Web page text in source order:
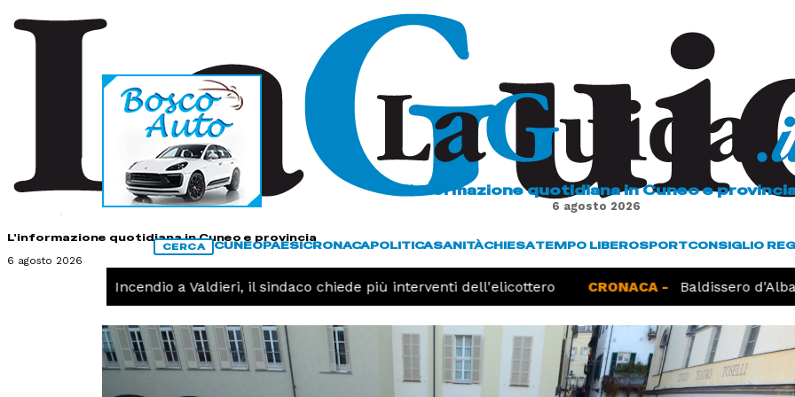
L'informazione quotidiana in Cuneo e provincia
6 agosto 2026
L'informazione quotidiana in Cuneo e
6 agosto 2026
CERCA CUNEOPAESICRONACAPOLITICASANITÀCHIESATEMPO LIBEROSPORTCONSIGLIO
Incendio a Valdieri, il sindaco chiede più interventi dell'elicottero CRONACA - Baldissero d'Alba,